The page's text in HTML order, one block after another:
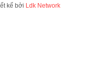
kế bởi Ldk Network